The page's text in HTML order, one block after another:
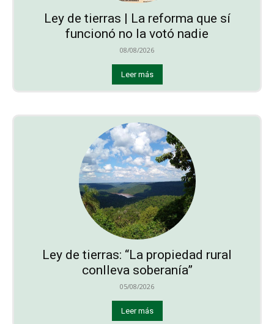
Ley de tierras | La reforma que sí
funcionó no la votó nadie
08/08/2026
Leer más
Ley de tierras: “La propiedad rural
conlleva soberanía”
05/08/2026
Leer más